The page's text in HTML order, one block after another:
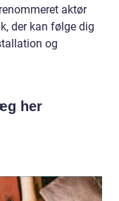
aktør
der kan følge dig
og
her